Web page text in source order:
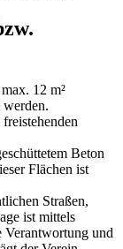
12 m²
Beton
Flächen ist
Straßen,
ist mittels
Verantwortung und